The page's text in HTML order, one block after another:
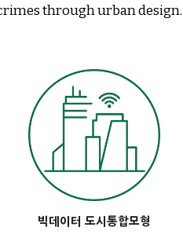
through urban design.
빅데이터 도시통합모형